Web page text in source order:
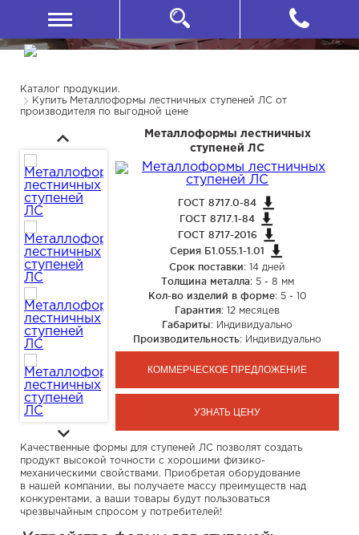
Каталог продукции.
Купить Металлоформы лестничных ступеней ЛС от
производителя по выгодной цене
Металлоформы лестничных
ступеней ЛС
ГОСТ 8717.0-84
ГОСТ 8717.1-84
ГОСТ 8717-2016
Серия Б1.055.1-1.01
Срок поставки: 14 дней
Толщина металла: 5 - 8 мм
Кол-во изделий в форме: 5 - 10
Гарантия: 12 месяцев
Габариты: Индивидуально
Производительность: Индивидуально
КОММЕРЧЕСКОЕ ПРЕДЛОЖЕНИЕ
УЗНАТЬ ЦЕНУ
Качественные формы для ступеней ЛС позволят создать
продукт высокой точности с хорошими физико-
механическими свойствами. Приобретая оборудование
в нашей компании, вы получаете массу преимуществ над
конкурентами, а ваши товары будут пользоваться
чрезвычайным спросом у потребителей!